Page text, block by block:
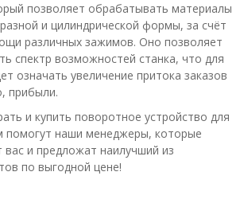
позволяет обрабатывать материалы
и цилиндрической формы, за счёт
различных зажимов. Оно позволяет
спектр возможностей станка, что для
означать увеличение притока заказов
прибыли.
и купить поворотное устройство для
помогут наши менеджеры, которые
вас и предложат наилучший из
по выгодной цене!